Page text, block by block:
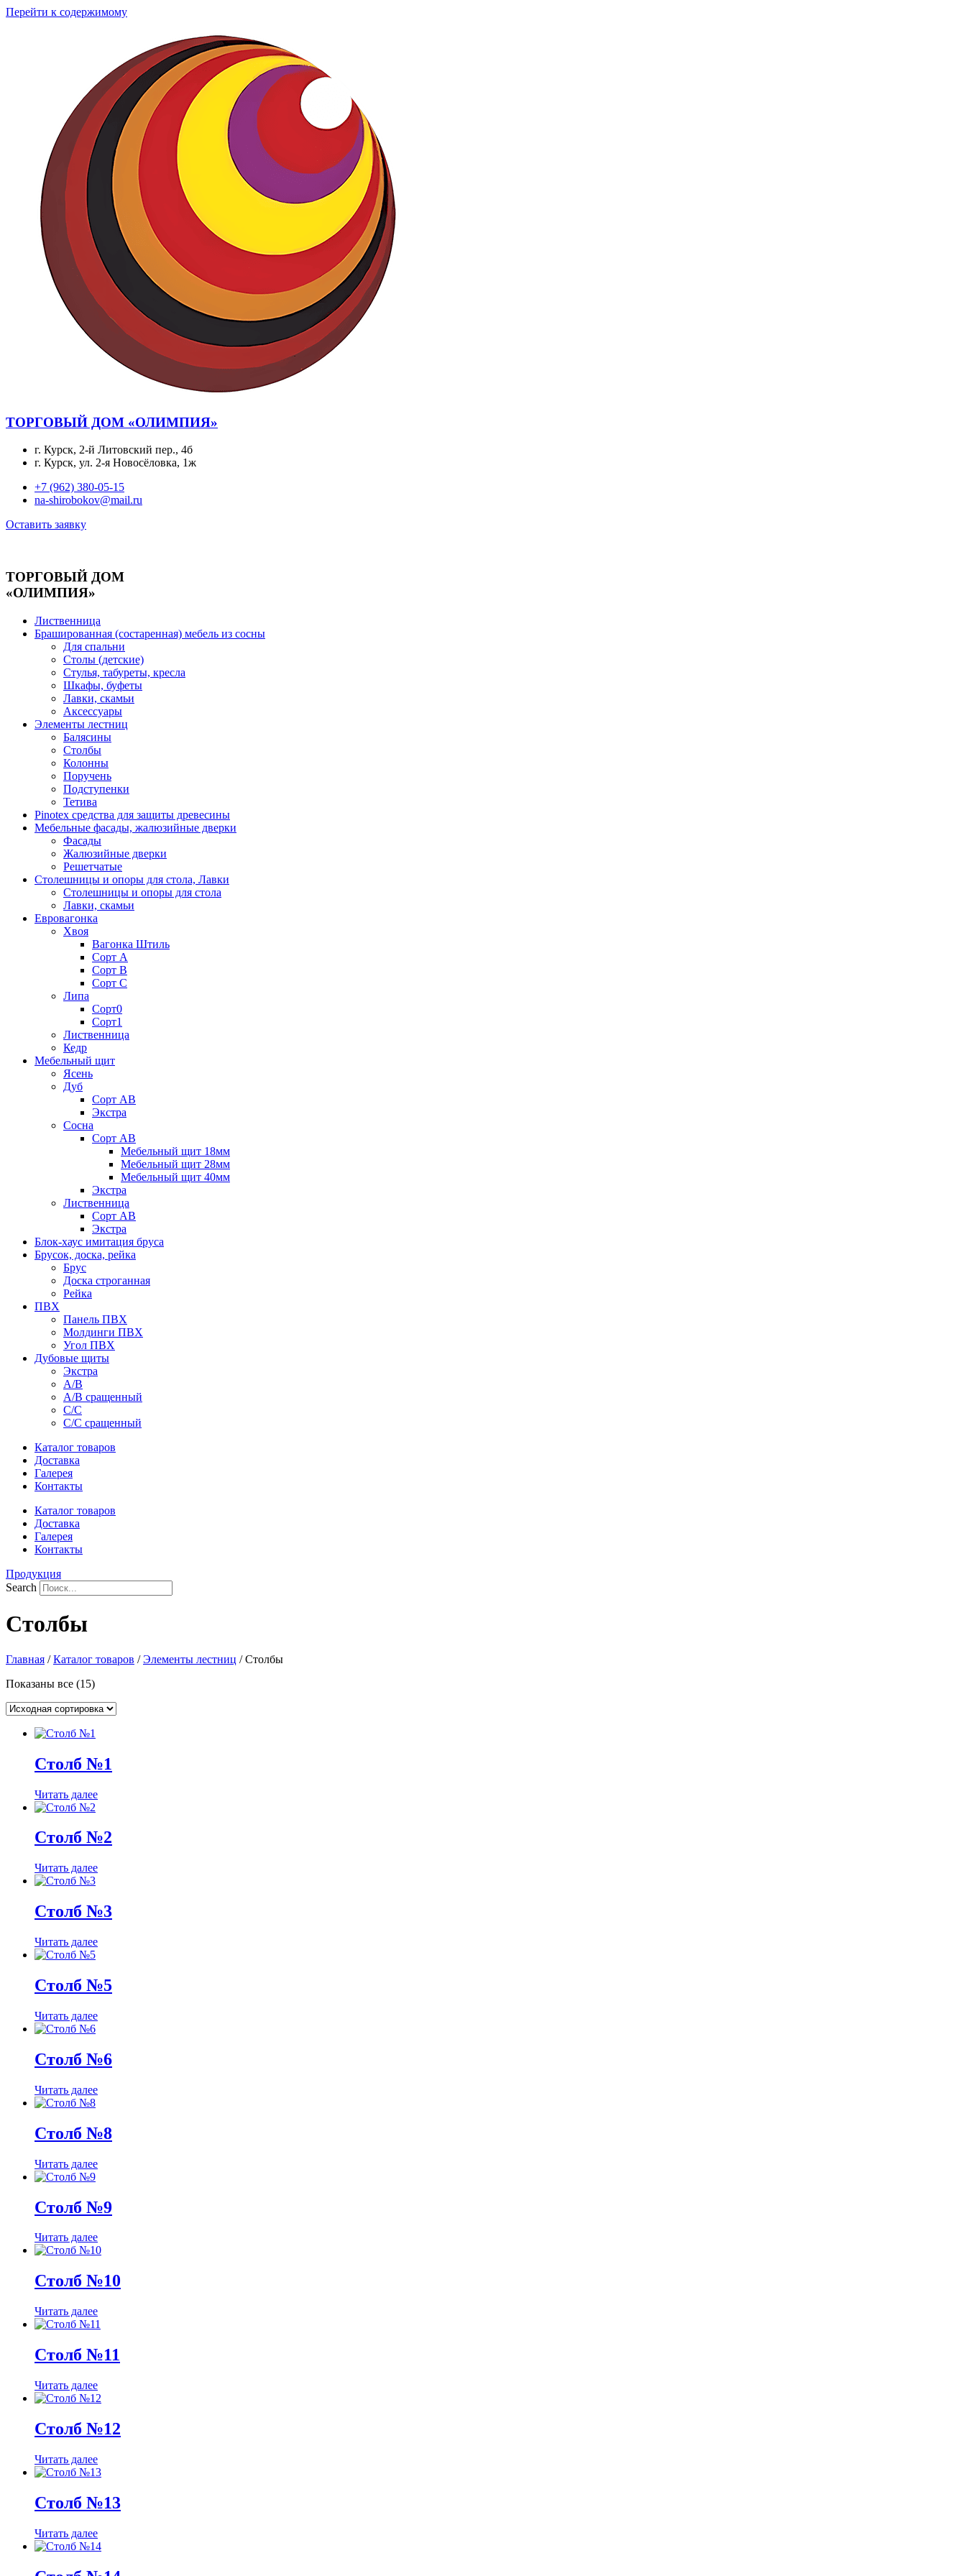
Перейти к содержимому
ТОРГОВЫЙ ДОМ «ОЛИМПИЯ»
г. Курск, 2-й Литовский пер., 4б
г. Курск, ул. 2-я Новосёловка, 1ж
+7 (962) 380-05-15
na-shirobokov@mail.ru
Оставить заявку
ТОРГОВЫЙ ДОМ
«ОЛИМПИЯ»
Лиственница
Брашированная (состаренная) мебель из сосны
Для спальни
Столы (детские)
Стулья, табуреты, кресла
Шкафы, буфеты
Лавки, скамьи
Аксессуары
Элементы лестниц
Балясины
Столбы
Колонны
Поручень
Подступенки
Тетива
Pinotex средства для защиты древесины
Мебельные фасады, жалюзийные дверки
Фасады
Жалюзийные дверки
Решетчатые
Столешницы и опоры для стола, Лавки
Столешницы и опоры для стола
Лавки, скамьи
Евровагонка
Хвоя
Вагонка Штиль
Сорт А
Сорт В
Сорт С
Липа
Сорт0
Сорт1
Лиственница
Кедр
Мебельный щит
Ясень
Дуб
Сорт АВ
Экстра
Сосна
Сорт АВ
Мебельный щит 18мм
Мебельный щит 28мм
Мебельный щит 40мм
Экстра
Лиственница
Сорт АВ
Экстра
Блок-хаус имитация бруса
Брусок, доска, рейка
Брус
Доска строганная
Рейка
ПВХ
Панель ПВХ
Молдинги ПВХ
Угол ПВХ
Дубовые щиты
Экстра
А/В
А/В сращенный
С/С
С/С сращенный
Каталог товаров
Доставка
Галерея
Контакты
Каталог товаров
Доставка
Галерея
Контакты
Продукция
Search
Столбы
Главная /Каталог товаров /Элементы лестниц / Столбы
Показаны все (15)
Столб №1
Читать далее
Столб №2
Читать далее
Столб №3
Читать далее
Столб №5
Читать далее
Столб №6
Читать далее
Столб №8
Читать далее
Столб №9
Читать далее
Столб №10
Читать далее
Столб №11
Читать далее
Столб №12
Читать далее
Столб №13
Читать далее